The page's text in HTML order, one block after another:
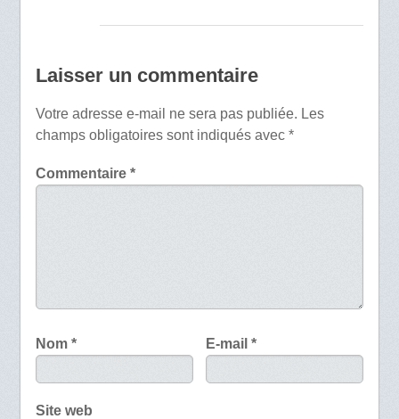
Laisser un commentaire
Votre adresse e-mail ne sera pas publiée. Les
champs obligatoires sont indiqués avec *
Commentaire *
Nom * E-mail*
Site web